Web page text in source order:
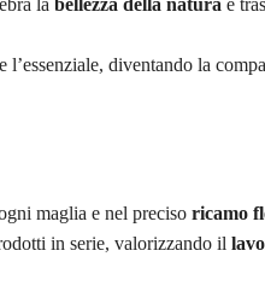
la bellezza della natura e
l’essenziale, diventando la
maglia e nel preciso ricamo
in serie, valorizzando il